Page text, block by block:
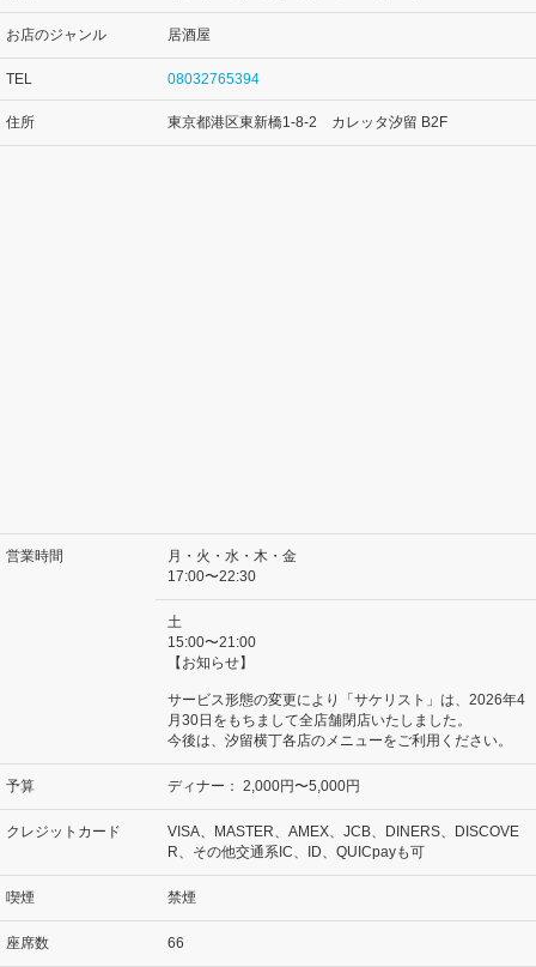
お店のジャンル 居酒屋
TEL 08032765394
住所 東京都港区東新橋1-8-2 カレッタ汐留 B2F
営業時間
月・火・水・木・金
17:00〜22:30
土
15:00〜21:00
【お知らせ】
サービス形態の変更により「サケリスト」は、2026年4
月30日をもちまして全店舗閉店いたしました。
今後は、汐留横丁各店のメニューをご利用ください。
予算 ディナー： 2,000円〜5,000円
クレジットカード
VISA、MASTER、AMEX、JCB、DINERS、DISCOVE
R、その他交通系IC、ID、QUICpayも可
喫煙 禁煙
座席数 66